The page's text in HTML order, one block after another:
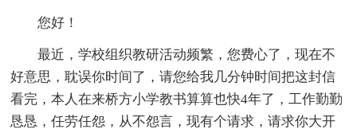
您好！
最近，学校组织教研活动频繁，您费心了，现在不
好意思，耽误你时间了，请您给我几分钟时间把这封信
看完，本人在来桥方小学教书算算也快4年了，工作勤勤
恳恳，任劳任怨，从不怨言，现有个请求，请求你大开